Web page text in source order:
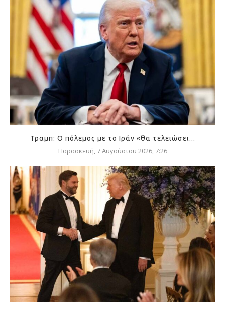
Τραμπ: Ο πόλεμος με το Ιράν «θα τελειώσει...
Παρασκευή, 7 Αυγούστου 2026, 7:26